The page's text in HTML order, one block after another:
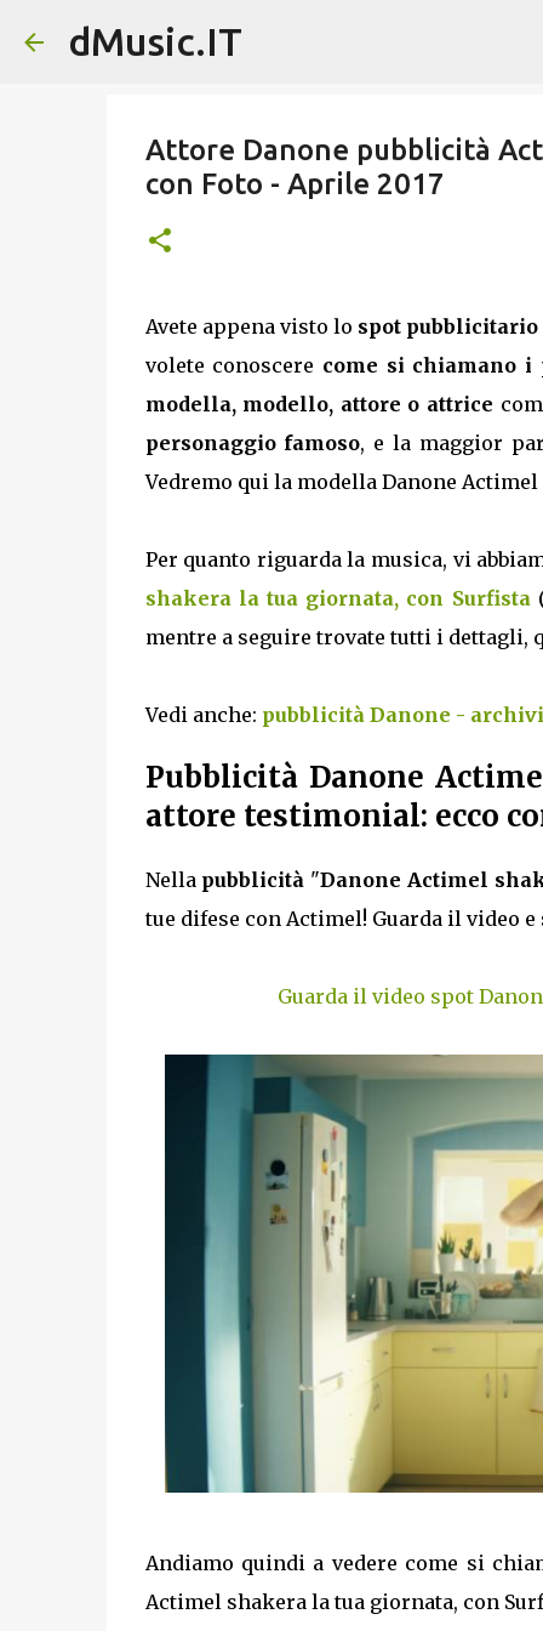
dMusic.IT
Attore Danone pubblicità
con Foto - Aprile 2017
Avete appena visto lo spot pubblicitario
volete conoscere come si chiamano
modella, modello, attore o attrice
personaggio famoso, e la maggior
Vedremo qui la modella Danone
Per quanto riguarda la musica, vi
shakera la tua giornata, con Surfista
mentre a seguire trovate tutti i
Vedi anche: pubblicità Danone -
Pubblicità Danone
attore testimonial: ecco
Nella pubblicità "Danone Actimel
tue difese con Actimel! Guarda il video
Guarda il video spot
Andiamo quindi a vedere come si
Actimel shakera la tua giornata, con